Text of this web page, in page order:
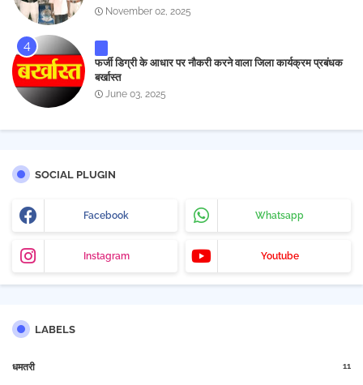
November 02, 2025
फर्जी डिग्री के आधार पर नौकरी करने वाला जिला कार्यक्रम प्रबंधक
बर्खास्त
June 03, 2025
SOCIAL PLUGIN
Facebook Whatsapp
Instagram Youtube
LABELS
धमतरी 11